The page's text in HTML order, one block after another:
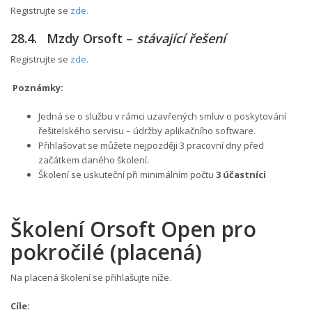
Registrujte se zde.
28.4. Mzdy Orsoft – stávající řešení
Registrujte se zde.
Poznámky:
Jedná se o službu v rámci uzavřených smluv o poskytování
řešitelského servisu – údržby aplikačního software.
Přihlašovat se můžete nejpozději 3 pracovní dny před
začátkem daného školení.
Školení se uskuteční při minimálním počtu 3 účastníci
Školení Orsoft Open pro
pokročilé (placená)
Na placená školení se přihlašujte níže.
Cíle: